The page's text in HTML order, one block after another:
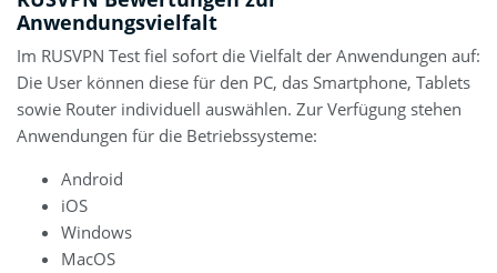
Anwendungsvielfalt
Im RUSVPN Test fiel sofort die Vielfalt der Anwendungen auf:
Die User können diese für den PC, das Smartphone, Tablets
sowie Router individuell auswählen. Zur Verfügung stehen
Anwendungen für die Betriebssysteme:
Android
iOS
Windows
MacOS